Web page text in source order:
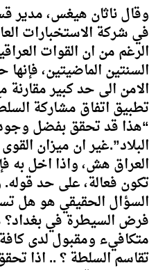
وقال ناثان هيغس، مدير
في شركة الاستخبارات
الرغم من ان القوات
السنتين الماضيتين،
الامن الى حد كبير
تطبيق اتفاق مشاركة
“هذا قد تحقق بفضل
البلاد”.غير ان ميزان
العراق هش، واذا اخل به
تكون فعالة، على حد قوله.
السؤال الحقيقي هو هل
فرض السيطرة في بغداد؟
متكافيء ومقبول لدى
تقاسم السلطة ؟ .. اذا